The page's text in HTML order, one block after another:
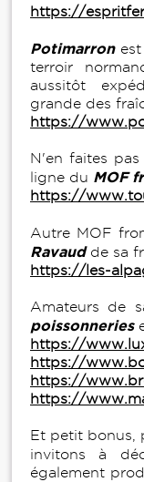
https://
Potimarronest
terroir
aussitôt
grande des
https://
N'en faites
ligne du MOF
https://
Autre MOF
Ravaudde sa
https://les-
Amateurs de
poissonneries
https://
https://
https://
https://
Et petit bonus,
invitons à
également